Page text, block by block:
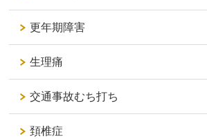
更年期障害
生理痛
交通事故むち打ち
頚椎症